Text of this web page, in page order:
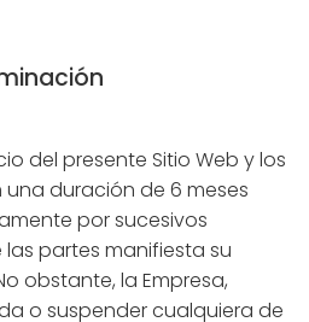
del presente Sitio Web y los
duración de 6 meses
por sucesivos
partes manifiesta su
obstante, la Empresa,
o suspender cualquiera de